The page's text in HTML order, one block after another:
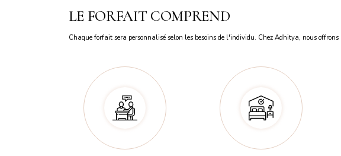
LE FORFAIT COMPREND
Chaque forfait sera personnalisé selon les besoins de l'individu. Chez Adhitya, nous